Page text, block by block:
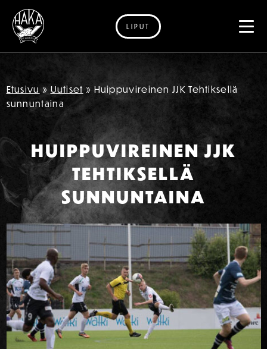
Siirry sisältöön
LIPUT
Etusivu » Uutiset » Huippuvireinen JJK Tehtiksellä
sunnuntaina
HUIPPUVIREINEN JJK
TEHTIKSELLÄ
SUNNUNTAINA